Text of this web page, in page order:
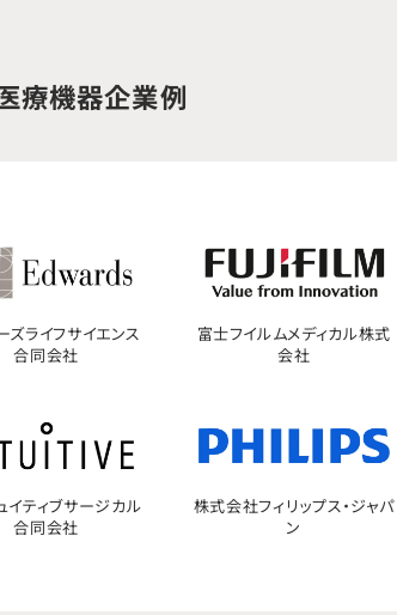
療機器企業例
ズライフサイエンス
合同会社
富士フイルムメディカル株式
会社
イティブサージカル
合同会社
株式会社フィリップス・ジャパ
ン